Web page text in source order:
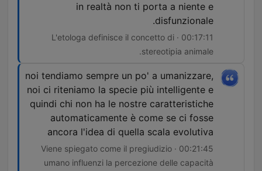
in realtà non ti porta a niente e
disfunzionale.
00:17:11 · L'etologa definisce il concetto di
stereotipia animale.
noi tendiamo sempre un po' a umanizzare,
noi ci riteniamo la specie più intelligente e
quindi chi non ha le nostre caratteristiche
automaticamente è come se ci fosse
ancora l'idea di quella scala evolutiva
00:21:45 · Viene spiegato come il pregiudizio
umano influenzi la percezione delle capacità